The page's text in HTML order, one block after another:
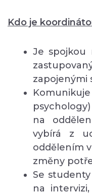
Kdo je
Je spojkou
zapojenými
na
vybírá z
oddělením
změny
Se
na